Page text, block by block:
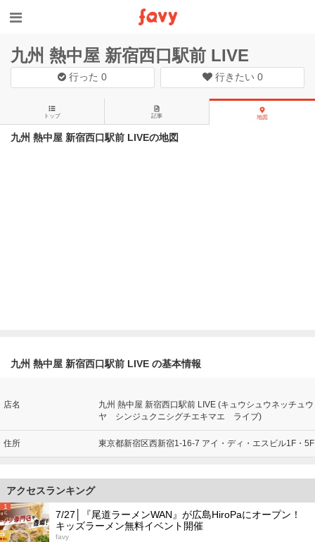
九州 熱中屋 新宿西口駅前 LIVE
行った0 行きたい 0
トップ 記事 地図
九州 熱中屋 新宿西口駅前 LIVEの地図
九州 熱中屋 新宿西口駅前 LIVE の基本情報
店名
九州 熱中屋 新宿西口駅前 LIVE (キュウシュウネッチュウ
ヤ シンジュクニシグチエキマエ ライブ)
住所 東京都新宿区西新宿1-16-7 アイ・ディ・エスビル1F・5F
アクセスランキング
1
7/27│『尾道ラーメンWAN』が広島HiroPaにオープン！
キッズラーメン無料イベント開催
favy